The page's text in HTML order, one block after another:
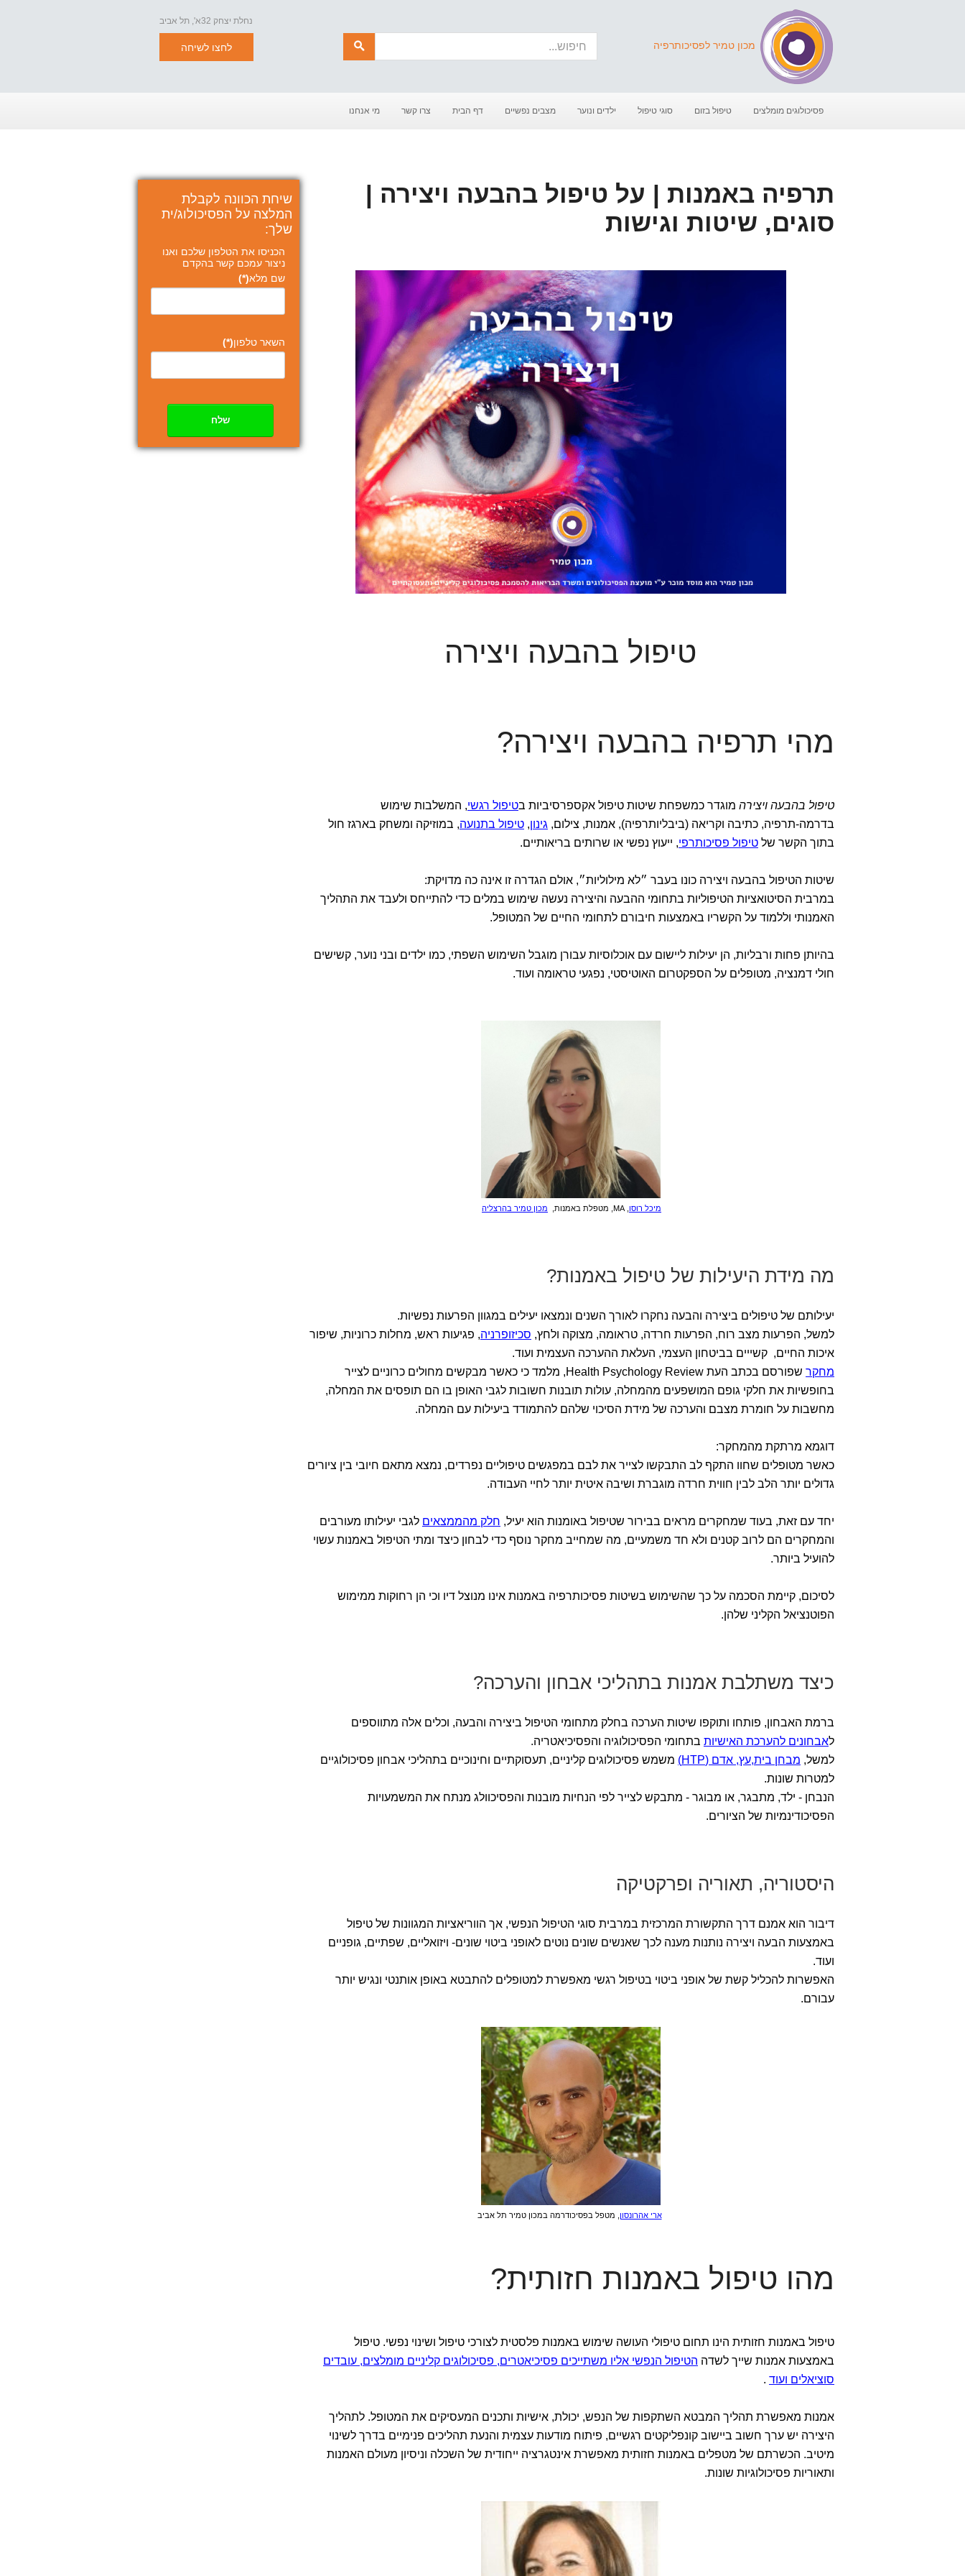
מכון טמיר לפסיכותרפיה
נחלת יצחק 32א', תל אביב
לחצו לשיחה
חיפוש
פסיכולוגים מומלצים טיפול בזום סוגי טיפול ילדים ונוער מצבים נפשיים דף הבית צרו קשר מי אנחנו
תרפיה באמנות | על טיפול בהבעה ויצירה |
סוגים, שיטות וגישות
טיפול בהבעה ויצירה
מהי תרפיה בהבעה ויצירה?
טיפול בהבעה ויצירה מוגדר כמשפחת שיטות טיפול אקספרסיביות בטיפול רגשי, המשלבות שימוש
בדרמה-תרפיה, כתיבה וקריאה (ביבליותרפיה), אמנות, צילום, גינון, טיפול בתנועה, במוזיקה ומשחק בארגז חול
בתוך הקשר של טיפול פסיכותרפי, ייעוץ נפשי או שרותים בריאותיים.
שיטות הטיפול בהבעה ויצירה כונו בעבר ״לא מילוליות״, אולם הגדרה זו אינה כה מדויקת:
במרבית הסיטואציות הטיפוליות בתחומי ההבעה והיצירה נעשה שימוש במלים כדי להתייחס ולעבד את התהליך
האמנותי וללמוד על הקשריו באמצעות חיבורם לתחומי החיים של המטופל.
בהיותן פחות ורבליות, הן יעילות ליישום עם אוכלוסיות עבורן מוגבל השימוש השפתי, כמו ילדים ובני נוער, קשישים
חולי דמנציה, מטופלים על הספקטרום האוטיסטי, נפגעי טראומה ועוד.
מיכל רוסו מכון טמיר בהרצליה
מה מידת היעילות של טיפול באמנות?
יעילותם של טיפולים ביצירה והבעה נחקרו לאורך השנים ונמצאו יעילים במגוון הפרעות נפשיות.
למשל, הפרעות מצב רוח, הפרעות חרדה, טראומה, מצוקה ולחץ, סכיזופרניה, פגיעות ראש, מחלות כרוניות, שיפור
איכות החיים, קשייים בביטחון העצמי, העלאת ההערכה העצמית ועוד.
מחקר
שפורסם בכתב העת Health Psychology Review, מלמד כי כאשר מבקשים מחולים כרוניים לצייר
בחופשיות את חלקי גופם המושפעים מהמחלה, עולות תובנות חשובות לגבי האופן בו הם תופסים את המחלה,
מחשבות על חומרת מצבם והערכה של מידת הסיכוי שלהם להתמודד ביעילות עם המחלה.
דוגמא מרתקת מהמחקר:
כאשר מטופלים שחוו התקף לב התבקשו לצייר את לבם במפגשים טיפוליים נפרדים, נמצא מתאם חיובי בין ציורים
גדולים יותר הלב לבין חווית חרדה מוגברת ושיבה איטית יותר לחיי העבודה.
יחד עם זאת, בעוד שמחקרים מראים בבירור שטיפול באומנות הוא יעיל, חלק מהממצאים לגבי יעילותו מעורבים
והמחקרים הם לרוב קטנים ולא חד משמעיים, מה שמחייב מחקר נוסף כדי לבחון כיצד ומתי הטיפול באמנות עשוי
להועיל ביותר.
לסיכום, קיימת הסכמה על כך שהשימוש בשיטות פסיכותרפיה באמנות אינו מנוצל דיו וכי הן רחוקות ממימוש
הפוטנציאל הקליני שלהן.
כיצד משתלבת אמנות בתהליכי אבחון והערכה?
ברמת האבחון, פותחו ותוקפו שיטות הערכה בחלק מתחומי הטיפול ביצירה והבעה, וכלים אלה מתווספים
לאבחונים להערכת האישיות בתחומי הפסיכולוגיה והפסיכיאטריה.
למשל, מבחן בית,עץ, אדם (HTP)
משמש פסיכולוגים קליניים, תעסוקתיים וחינוכיים בתהליכי אבחון פסיכולוגיים
למטרות שונות.
הנבחן - ילד, מתבגר, או מבוגר - מתבקש לצייר לפי הנחיות מובנות והפסיכוולג מנתח את המשמעויות
הפסיכודינמיות של הציורים.
היסטוריה, תאוריה ופרקטיקה
דיבור הוא אמנם דרך התקשורת המרכזית במרבית סוגי הטיפול הנפשי, אך הווריאציות המגוונות של טיפול
באמצעות הבעה ויצירה נותנות מענה לכך שאנשים שונים נוטים לאופני ביטוי שונים- ויזואליים, שפתיים, גופניים
ועוד.
האפשרות להכליל קשת של אופני ביטוי בטיפול רגשי מאפשרת למטופלים להתבטא באופן אותנטי ונגיש יותר
עבורם.
ארי אהרונסון , מטפל בפסיכודרמה במכון טמיר תל אביב
מהו טיפול באמנות חזותית?
טיפול באמנות חזותית הינו תחום טיפולי העושה שימוש באמנות פלסטית לצורכי טיפול ושינוי נפשי. טיפול
באמצעות אמנות שייך לשדה הטיפול הנפשי אליו משתייכים פסיכיאטרים, פסיכולוגים קליניים מומלצים, עובדים
סוציאלים ועוד .
אמנות מאפשרת תהליך המבטא השתקפות של הנפש, יכולת, אישיות ותכנים המעסיקים את המטופל. לתהליך
היצירה יש ערך חשוב ביישוב קונפליקטים רגשיים, פיתוח מודעות עצמית והנעת תהליכים פנימיים בדרך לשינוי
מיטיב. הכשרתם של מטפלים באמנות חזותית מאפשרת אינטגרציה ייחודית של השכלה וניסיון מעולם האמנות
ותאוריות פסיכולוגיות שונות.
שיחת הכוונה לקבלת
המלצה על הפסיכולוג/ית
שלך:
הכניסו את הטלפון שלכם ואנו
ניצור עמכם קשר בהקדם
שם מלא(*)
השאר טלפון(*)
שלח